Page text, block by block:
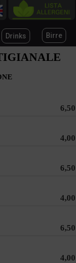
Drinks Birre
6,50
4,00
6,50
4,00
6,50
4,00